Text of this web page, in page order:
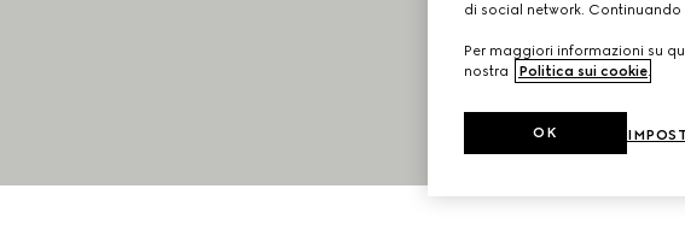
di social network.
Per maggiori informazioni su
nostra
Politica sui cookie.
OK